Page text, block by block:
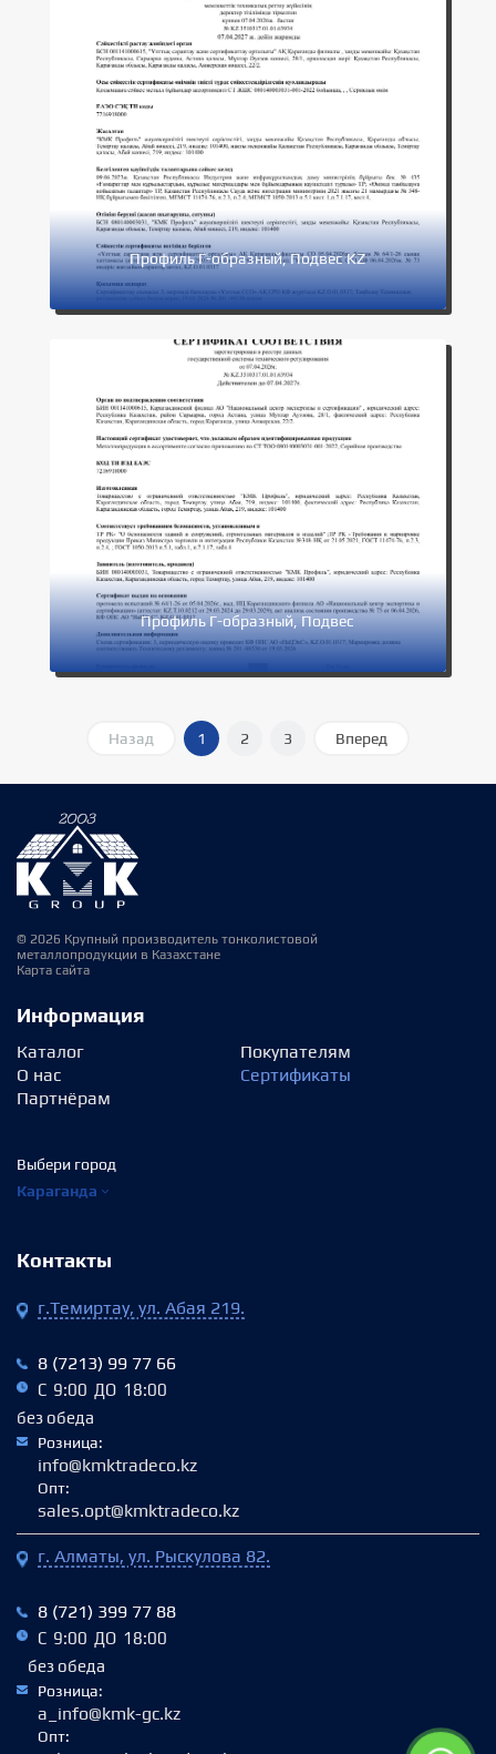
Профиль Г-образный, Подвес KZ
Профиль Г-образный, Подвес
Назад 1 2 3 Вперед
© 2026 Крупный производитель тонколистовой
металлопродукции в Казахстане
Карта сайта
Информация
Каталог
О нас
Партнёрам
Покупателям
Сертификаты
Выбери город
Караганда
Контакты
г.Темиртау, ул. Абая 219.
8 (7213) 99 77 66
С 9:00 ДО 18:00
без обеда
Розница:
info@kmktradeco.kz
Опт:
sales.opt@kmktradeco.kz
г. Алматы, ул. Рыскулова 82.
8 (721) 399 77 88
С 9:00 ДО 18:00
без обеда
Розница:
a_info@kmk-gc.kz
Опт: